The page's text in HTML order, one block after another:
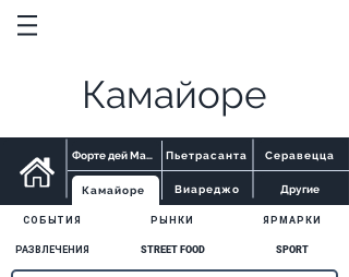
Камайоре
Форте дей Марми Пьетрасанта Серавецца
Камайоре Виареджо Другие
СОБЫТИЯ РЫНКИ ЯРМАРКИ
РАЗВЛЕЧЕНИЯ STREET FOOD SPORT